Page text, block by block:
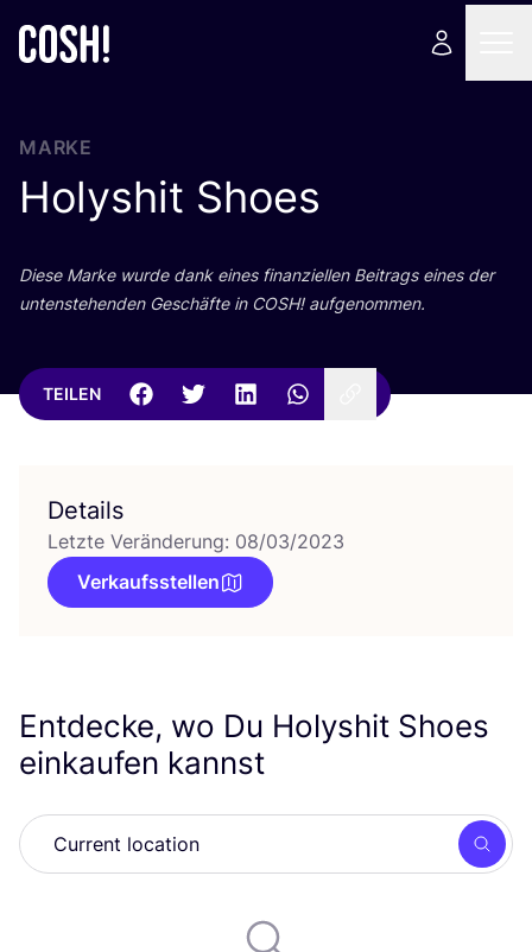
MARKE
Holyshit Shoes
Die­se Mar­ke wur­de dank eines finan­zi­el­len Bei­trags eines der
unten­ste­hen­den Geschäf­te in COSH! aufgenommen.
TEILEN
Details
Letzte Veränderung: 08/03/2023
Verkaufsstellen
Entdecke, wo Du Holyshit Shoes
einkaufen kannst